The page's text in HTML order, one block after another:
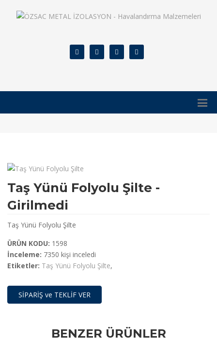
Taş Yünü Folyolu Şilte -
Girilmedi
Taş Yünü Folyolu Şilte
ÜRÜN KODU: 1598
İnceleme: 7350 kişi inceledi
Etiketler: Taş Yünü Folyolu Şilte,
SİPARİŞ ve TEKLİF VER
BENZER ÜRÜNLER